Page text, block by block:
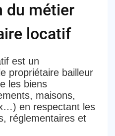
du métier
locatif
est un
propriétaire bailleur
les biens
maisons,
en respectant les
réglementaires et